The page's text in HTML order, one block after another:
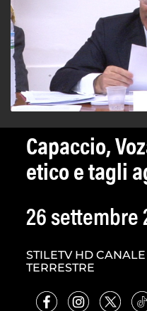
Capaccio,
etico e tagli
26 settembre
STILETV HD
TERRESTRE